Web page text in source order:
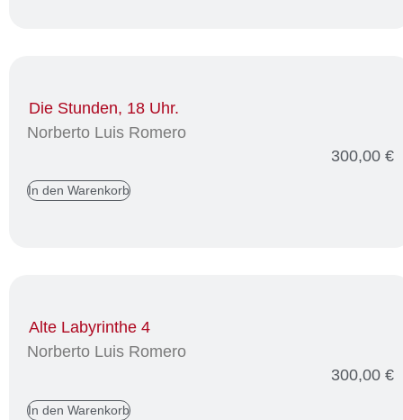
Die Stunden, 18 Uhr.
Norberto Luis Romero
300,00 €
In den Warenkorb
Alte Labyrinthe 4
Norberto Luis Romero
300,00 €
In den Warenkorb